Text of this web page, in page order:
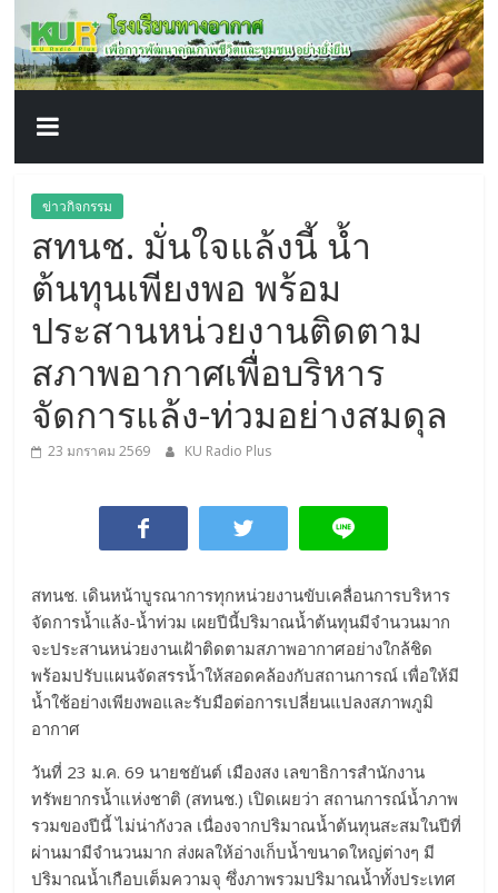
content
โรงเรียน
ทาง
อากาศ​
เพื่อ
พัฒนา
คุณภาพ
ชีวิต
ข่าวกิจกรรม
สทนช. มั่นใจแล้งนี้ น้ำ
ต้นทุนเพียงพอ พร้อม
ประสานหน่วยงานติดตาม
สภาพอากาศเพื่อบริหาร
จัดการแล้ง-ท่วมอย่างสมดุล
23 มกราคม 2569 KU Radio Plus
สทนช. เดินหน้าบูรณาการทุกหน่วยงานขับเคลื่อนการบริหาร
จัดการน้ำแล้ง-น้ำท่วม เผยปีนี้ปริมาณน้ำต้นทุนมีจำนวนมาก
จะประสานหน่วยงานเฝ้าติดตามสภาพอากาศอย่างใกล้ชิด
พร้อมปรับแผนจัดสรรน้ำให้สอดคล้องกับสถานการณ์ เพื่อให้มี
น้ำใช้อย่างเพียงพอและรับมือต่อการเปลี่ยนแปลงสภาพภูมิ
อากาศ
วันที่ 23 ม.ค. 69 นายชยันต์ เมืองสง เลขาธิการสำนักงาน
ทรัพยากรน้ำแห่งชาติ (สทนช.) เปิดเผยว่า สถานการณ์น้ำภาพ
รวมของปีนี้ ไม่น่ากังวล เนื่องจากปริมาณน้ำต้นทุนสะสมในปีที่
ผ่านมามีจำนวนมาก ส่งผลให้อ่างเก็บน้ำขนาดใหญ่ต่างๆ มี
ปริมาณน้ำเกือบเต็มความจุ ซึ่งภาพรวมปริมาณน้ำทั้งประเทศ